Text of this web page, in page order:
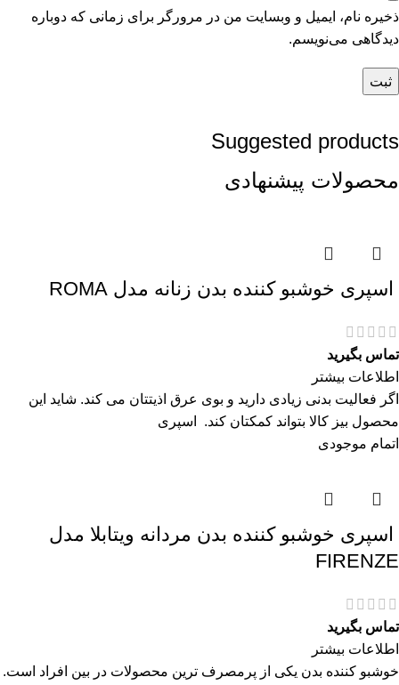
ذخیره نام، ایمیل و وبسایت من در مرورگر برای زمانی که دوباره
دیدگاهی می‌نویسم.
Suggested products
محصولات پیشنهادی
اسپری خوشبو کننده بدن زنانه مدل ROMA
تماس بگیرید
اطلاعات بیشتر
اگر فعالیت بدنی زیادی دارید و بوی عرق اذیتتان می کند. شاید این
محصول بیز کالا بتواند کمکتان کند. اسپری
اتمام موجودی
اسپری خوشبو کننده بدن مردانه ویتابلا مدل
FIRENZE
تماس بگیرید
اطلاعات بیشتر
خوشبو کننده بدن یکی از پرمصرف ترین محصولات در بین افراد است.